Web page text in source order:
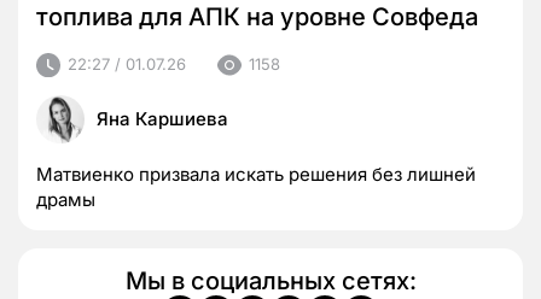
топлива для АПК на уровне Совфеда
22:27 / 01.07.26 1158
Яна Каршиева
Матвиенко призвала искать решения без лишней
драмы
Мы в социальных сетях: